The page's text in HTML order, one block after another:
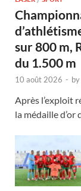
sur 800 m,
du 1.500 m
10 août 2026 - by
Après l’exploit
la médaille d’or